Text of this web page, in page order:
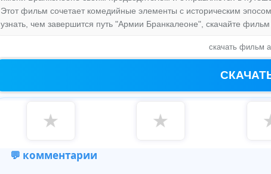
Этот фильм сочетает комедийные элементы с историческим
узнать, чем завершится путь "Армии Бранкалеоне", скачайте
скачать фильм
★ ★
💬 комментарии